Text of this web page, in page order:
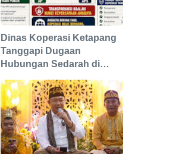
Dinas Koperasi Ketapang
Tanggapi Dugaan
Hubungan Sedarah di